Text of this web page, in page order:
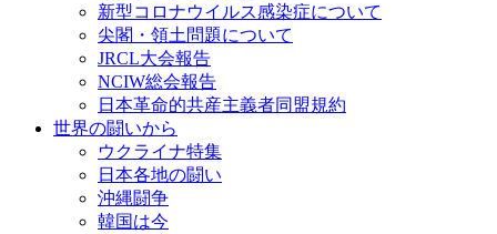
新型コロナウイルス感染症について
尖閣・領土問題について
JRCL大会報告
NCIW総会報告
日本革命的共産主義者同盟規約
世界の闘いから
ウクライナ特集
日本各地の闘い
沖縄闘争
韓国は今